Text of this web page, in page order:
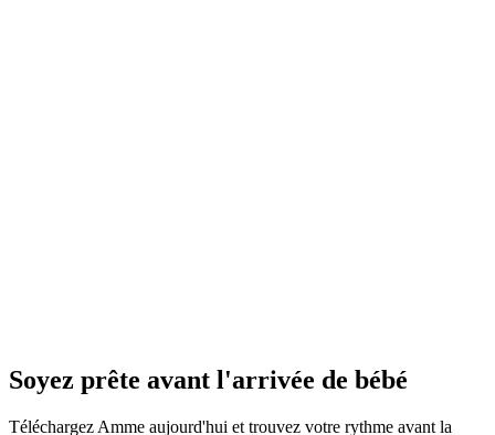
Soyez prête avant l'arrivée de bébé
Téléchargez Amme aujourd'hui et trouvez votre rythme avant la